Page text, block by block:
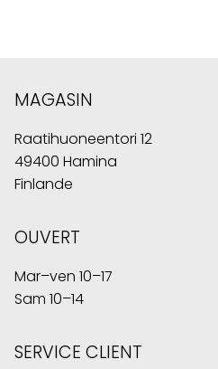
MAGASIN
Raatihuoneentori 12
49400 Hamina
Finlande
OUVERT
Mar–ven 10–17
Sam 10–14
SERVICE CLIENT